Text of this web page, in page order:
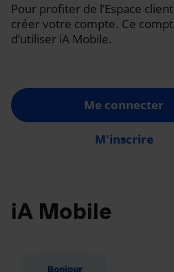
Pour profiter de l’Espace
créer votre compte. Ce
d’utiliser iA Mobile.
Me connecter
M'inscrire
iA Mobile